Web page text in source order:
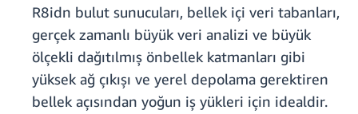
R8idn bulut sunucuları, bellek içi veri tabanları,
gerçek zamanlı büyük veri analizi ve büyük
ölçekli dağıtılmış önbellek katmanları gibi
yüksek ağ çıkışı ve yerel depolama gerektiren
bellek açısından yoğun iş yükleri için idealdir.